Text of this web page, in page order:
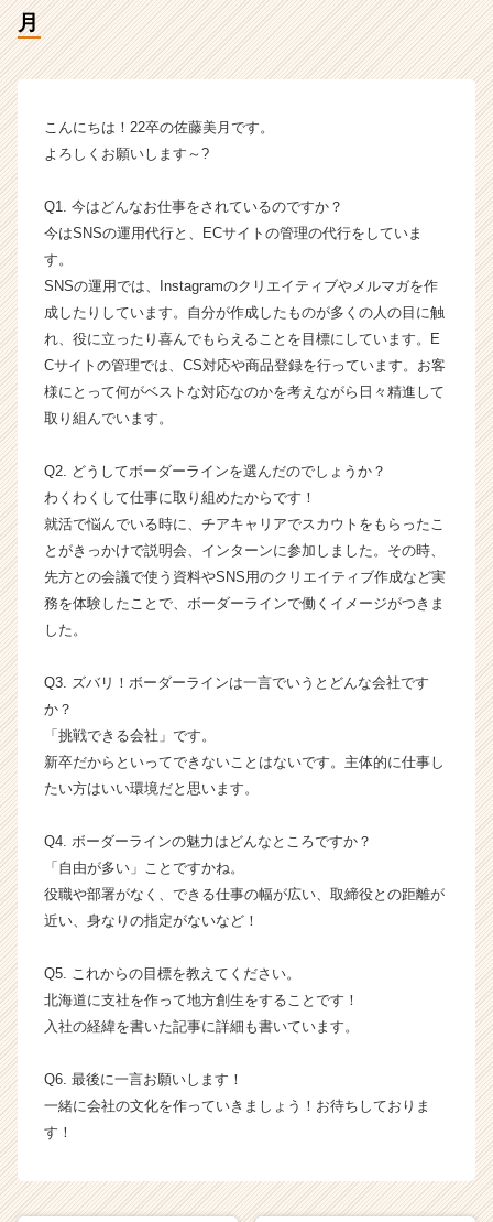
イ
ラ
イ
ベ
ン
ャ
ー・
成
業
ス
カ
ウ
ト
が
届
く
サ
チ
ア
キ
リ
ア
（C
e
r
C
a
e
r）
月
こんにちは！22卒の佐藤美月です。
よろしくお願いします～?
Q1. 今はどんなお仕事をされているのですか？
今はSNSの運用代行と、ECサイトの管理の代行をしていま
す。
SNSの運用では、Instagramのクリエイティブやメルマガを作
成したりしています。自分が作成したものが多くの人の目に触
れ、役に立ったり喜んでもらえることを目標にしています。E
Cサイトの管理では、CS対応や商品登録を行っています。お客
様にとって何がベストな対応なのかを考えながら日々精進して
取り組んでいます。
Q2. どうしてボーダーラインを選んだのでしょうか？
わくわくして仕事に取り組めたからです！
就活で悩んでいる時に、チアキャリアでスカウトをもらったこ
とがきっかけで説明会、インターンに参加しました。その時、
先方との会議で使う資料やSNS用のクリエイティブ作成など実
務を体験したことで、ボーダーラインで働くイメージがつきま
した。
Q3. ズバリ！ボーダーラインは一言でいうとどんな会社です
か？
「挑戦できる会社」です。
新卒だからといってできないことはないです。主体的に仕事し
たい方はいい環境だと思います。
Q4. ボーダーラインの魅力はどんなところですか？
「自由が多い」ことですかね。
役職や部署がなく、できる仕事の幅が広い、取締役との距離が
近い、身なりの指定がないなど！
Q5. これからの目標を教えてください。
北海道に支社を作って地方創生をすることです！
入社の経緯を書いた記事に詳細も書いています。
Q6. 最後に一言お願いします！
一緒に会社の文化を作っていきましょう！お待ちしておりま
す！